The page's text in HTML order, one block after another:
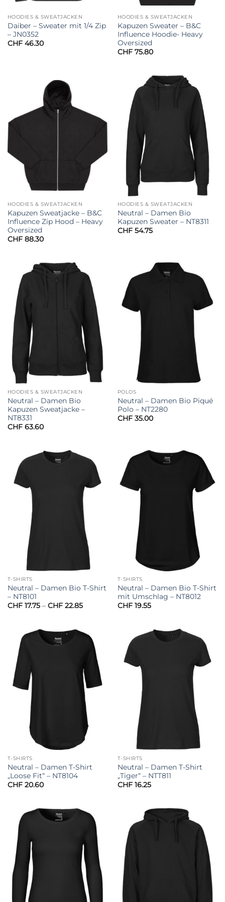
HOODIES & SWEATJACKEN
Daiber – Sweater mit 1/4 Zip
– JN0352
CHF46.30
HOODIES & SWEATJACKEN
Kapuzen Sweater – B&C
Influence Hoodie- Heavy
Oversized
CHF75.80
HOODIES & SWEATJACKEN
Kapuzen Sweatjacke – B&C
Influence Zip Hood – Heavy
Oversized
CHF88.30
HOODIES & SWEATJACKEN
Neutral – Damen Bio
Kapuzen Sweater – NT8311
CHF54.75
HOODIES & SWEATJACKEN
Neutral – Damen Bio
Kapuzen Sweatjacke –
NT8331
CHF63.60
POLOS
Neutral – Damen Bio Piqué
Polo – NT2280
CHF35.00
T-SHIRTS
Neutral – Damen Bio T-Shirt
– NT8101
CHF17.75 – CHF22.85Preisspanne:
T-SHIRTS
Neutral – Damen Bio T-Shirt
mit Umschlag – NT8012
CHF19.55
T-SHIRTS
Neutral – Damen T-Shirt
„Loose Fit“ – NT8104
CHF20.60
T-SHIRTS
Neutral – Damen T-Shirt
„Tiger“ – NTT811
CHF16.25